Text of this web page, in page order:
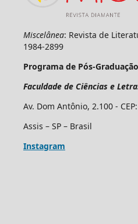
Miscelânea: Revista de
1984-2899
Programa de Pós-
Faculdade de Ciências e
Av. Dom Antônio, 2.100 -
Assis – SP – Brasil
Instagram